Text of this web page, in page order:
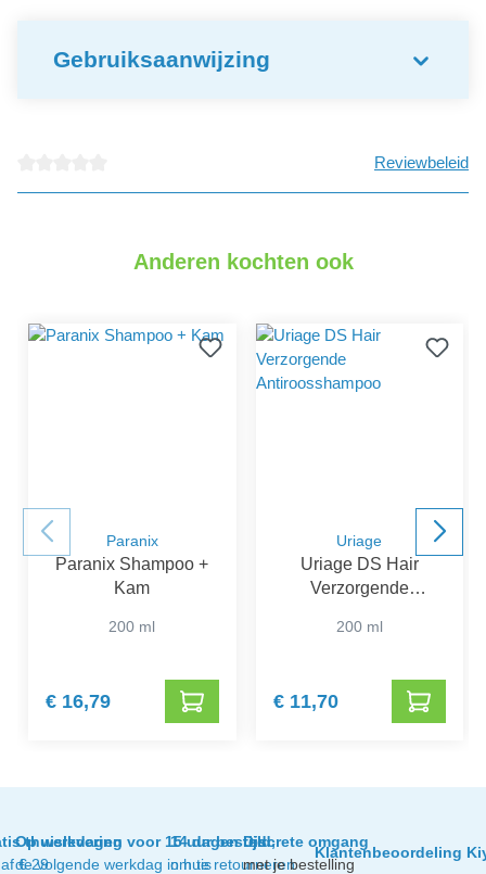
Gebruiksaanwijzing
Reviewbeleid
Anderen kochten ook
Paranix
Paranix Shampoo +
Kam
200 ml
€ 16,79
Uriage
Uriage DS Hair
Verzorgende
200 ml
€ 11,70
thuislevering
€ 29
Op werkdagen voor 15 uur besteld,
de volgende werkdag in huis
14 dagen tijd
om te retourneren
Discrete omgang
met je bestelling
Klantenbeoordeling